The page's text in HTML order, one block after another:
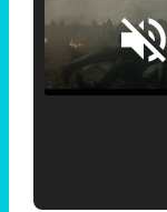
Loaded:
25.30%